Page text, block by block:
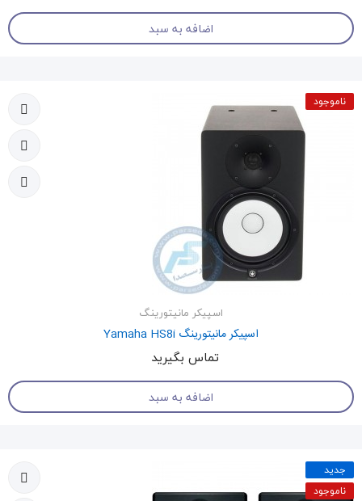
اضافه به سبد
ناموجود
اسپیکر مانیتورینگ
اسپیکر مانیتورینگ Yamaha HS8i
تماس بگیرید
اضافه به سبد
جدید
ناموجود